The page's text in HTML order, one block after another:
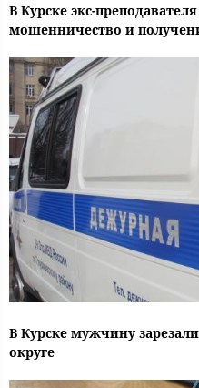
В Курске экс-
мошенничество и
В Курске мужчину
округе